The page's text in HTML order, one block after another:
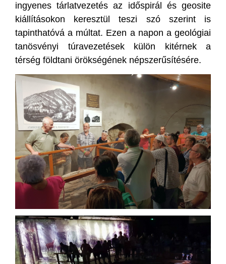
ingyenes tárlatvezetés az időspirál és geosite
kiállításokon keresztül teszi szó szerint is
tapinthatóvá a múltat. Ezen a napon a geológiai
tanösvényi túravezetések külön kitérnek a
térség földtani örökségének népszerűsítésére.